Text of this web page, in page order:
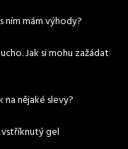
ním mám výhody?
Jak si mohu zažádat
na nějaké slevy?
gel